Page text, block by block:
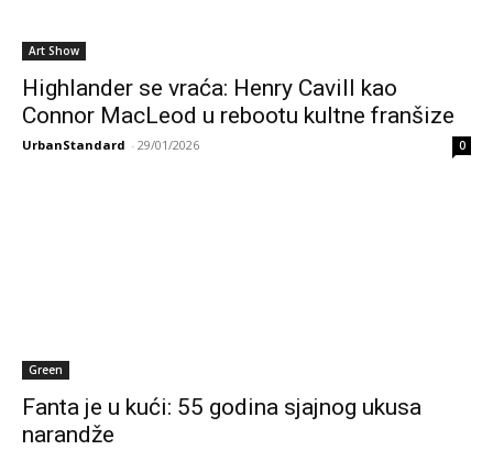
Art Show
Highlander se vraća: Henry Cavill kao
Connor MacLeod u rebootu kultne franšize
UrbanStandard - 29/01/2026 0
Green
Fanta je u kući: 55 godina sjajnog ukusa
narandže